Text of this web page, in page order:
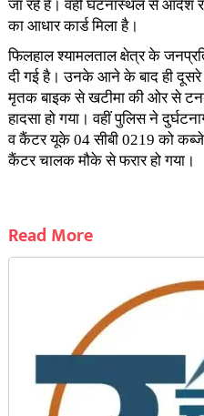
जा रहे हैं। वहीं घटनास्थल से आदेश
का आधार कार्ड मिला है।
फिलहाल श्यामलताल क्षेत्र के
दी गई है। उनके आने के बाद ही दूसरे
मृतक बाइक से खटीमा की ओर से
हादसा हो गया। वहीं पुलिस ने
व कैंटर यूके 04 सीबी 0219 को कब्जे
कैंटर चालक मौके से फरार हो गया।
Read More